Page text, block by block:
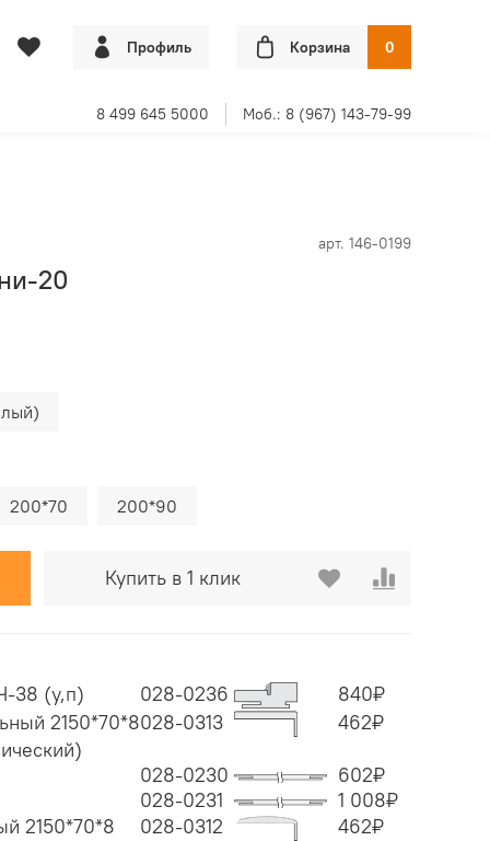
Профиль Корзина 0
8 499 645 5000 Моб.: 8 (967) 143-79-99
арт. 146-0199
20
200*70 200*90
Купить в 1 клик
38 (у,п) 028-0236 840₽
2150*70*8028-0313 462₽
028-0230
602₽
028-0231
1 008₽
2150*70*8
028-0312 462₽